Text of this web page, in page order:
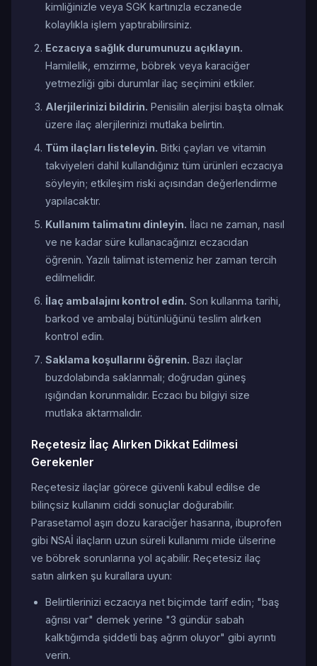
kimliğinizle veya SGK kartınızla eczanede
kolaylıkla işlem yaptırabilirsiniz.
Eczacıya sağlık durumunuzu açıklayın.
Hamilelik, emzirme, böbrek veya karaciğer
yetmezliği gibi durumlar ilaç seçimini etkiler.
Alerjilerinizi bildirin. Penisilin alerjisi başta olmak
üzere ilaç alerjilerinizi mutlaka belirtin.
Tüm ilaçları listeleyin. Bitki çayları ve vitamin
takviyeleri dahil kullandığınız tüm ürünleri eczacıya
söyleyin; etkileşim riski açısından değerlendirme
yapılacaktır.
Kullanım talimatını dinleyin. İlacı ne zaman, nasıl
ve ne kadar süre kullanacağınızı eczacıdan
öğrenin. Yazılı talimat istemeniz her zaman tercih
edilmelidir.
İlaç ambalajını kontrol edin. Son kullanma tarihi,
barkod ve ambalaj bütünlüğünü teslim alırken
kontrol edin.
Saklama koşullarını öğrenin. Bazı ilaçlar
buzdolabında saklanmalı; doğrudan güneş
ışığından korunmalıdır. Eczacı bu bilgiyi size
mutlaka aktarmalıdır.
Reçetesiz İlaç Alırken Dikkat Edilmesi
Gerekenler
Reçetesiz ilaçlar görece güvenli kabul edilse de
bilinçsiz kullanım ciddi sonuçlar doğurabilir.
Parasetamol aşırı dozu karaciğer hasarına, ibuprofen
gibi NSAİ ilaçların uzun süreli kullanımı mide ülserine
ve böbrek sorunlarına yol açabilir. Reçetesiz ilaç
satın alırken şu kurallara uyun:
Belirtilerinizi eczacıya net biçimde tarif edin; "baş
ağrısı var" demek yerine "3 gündür sabah
kalktığımda şiddetli baş ağrım oluyor" gibi ayrıntı
verin.